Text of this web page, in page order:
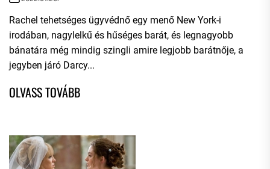
Rachel tehetséges ügyvédnő egy menő New York-i
irodában, nagylelkű és hűséges barát, és legnagyobb
bánatára még mindig szingli amire legjobb barátnője, a
jegyben járó Darcy...